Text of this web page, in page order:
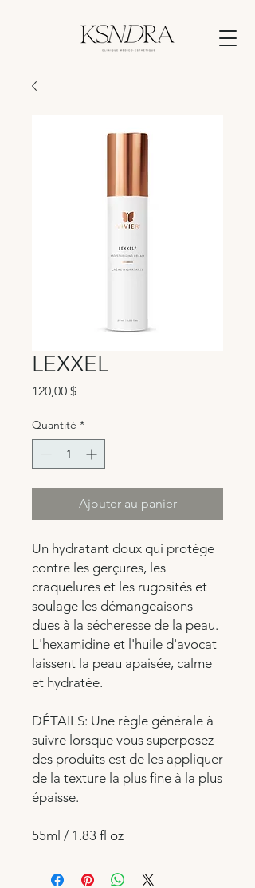
LEXXEL
120,00 $Prix
Quantité *
Ajouter au panier
Un hydratant doux qui protège
contre les gerçures, les
craquelures et les rugosités et
soulage les démangeaisons
dues à la sécheresse de la peau.
L'hexamidine et l'huile d'avocat
laissent la peau apaisée, calme
et hydratée.
DÉTAILS: Une règle générale à
suivre lorsque vous superposez
des produits est de les appliquer
de la texture la plus fine à la plus
épaisse.
55ml / 1.83 fl oz